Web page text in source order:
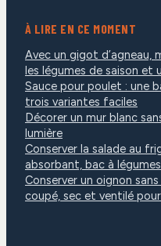
À LIRE EN CE MOMENT
Avec un gigot d’agneau,
les légumes de saison et
Sauce pour poulet : une
trois variantes faciles
Décorer un mur blanc
lumière
Conserver la salade au
absorbant, bac à
Conserver un oignon
coupé, sec et ventilé